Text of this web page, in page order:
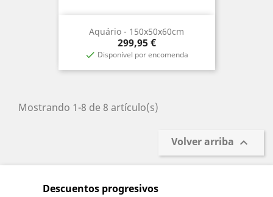
Aquário - 150x50x60cm
Precio
299,95 €
 Disponível por encomenda
Mostrando 1-8 de 8 artículo(s)
Volver arriba 
Descuentos progresivos